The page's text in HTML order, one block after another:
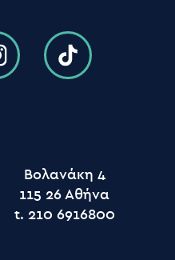
Βολανάκη 4
115 26 Αθήνα
t.